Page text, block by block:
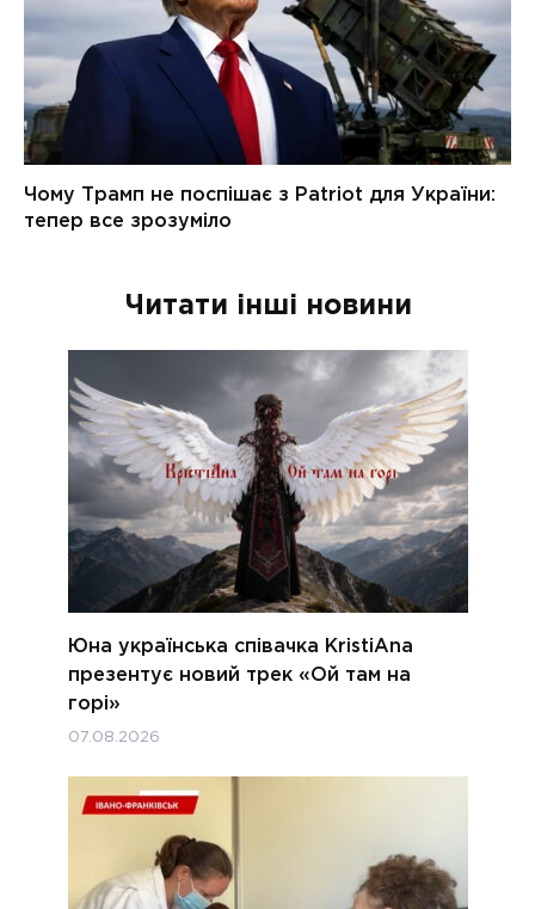
Читати інші новини
Юна українська співачка KristiAna
презентує новий трек «Ой там на
горі»
07.08.2026